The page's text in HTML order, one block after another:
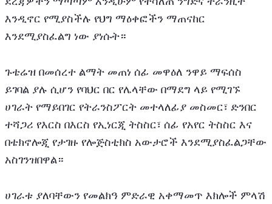
እንዲኖር የሚያስችሉ የህግ ማዕቀፎችን ማጠናከር
እንደሚያስፈልግ ነው ያነሱት።
ጉቴሬዝ በመሰረተ ልማት መጠነ ሰፊ መዋዕለ ንዋይ ማፍሰስ
ይገባል ያሉ ሲሆን የባህር በር የሌላቸው በማደግ ላይ የሚገኙ
ሀገራት የማይበገር የትራንስፖርት መተላለፊያ መስመር፣ ድንበር
ተሻጋሪ የእርስ በእርስ የኢነርጂ ትስስር፣ ሰፊ የአየር ትስስር እና
በቴክኖሎጂ የታገዙ የሎጅስቲክስ አውታሮች እንደሚያስፈልጋቸው
አስገንዝበዋል።
ሀገራቱ ያለባቸውን የመልክዓ ምድራዊ አቀማመጥ እክሎች ምላሽ